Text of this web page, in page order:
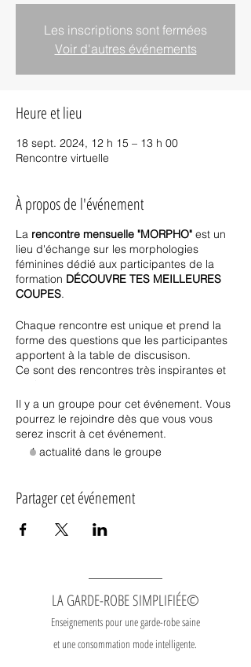
Les inscriptions sont fermées
Voir d'autres événements
Heure et lieu
18 sept. 2024, 12 h 15 – 13 h 00
Rencontre virtuelle
À propos de l'événement
La rencontre mensuelle "MORPHO" est un
lieu d'échange sur les morphologies
féminines dédié aux participantes de la
formation DÉCOUVRE TES MEILLEURES
COUPES.
Chaque rencontre est unique et prend la
forme des questions que les participantes
apportent à la table de discusison.
Ce sont des rencontres très inspirantes et
Au plaisir de t'y voir !
Véro !!
Il y a un groupe pour cet événement. Vous
pourrez le rejoindre dès que vous vous
serez inscrit à cet événement.
1 actualité dans le groupe
Partager cet événement
LA GARDE-ROBE SIMPLIFIÉE©
Enseignements pour une garde-robe saine
et une consommation mode intelligente.